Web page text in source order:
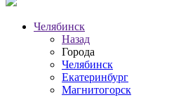
Челябинск
Назад
Города
Челябинск
Екатеринбург
Магнитогорск